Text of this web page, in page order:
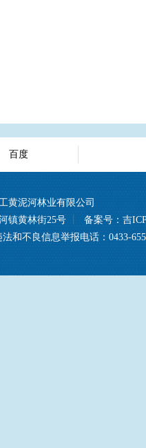
百度
黄泥河林业有限公司
镇黄林街25号
备案号： 吉
法和不良信息举报电话：0433-